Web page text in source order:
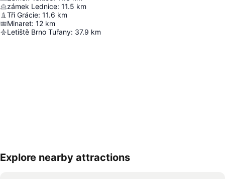
zámek Lednice: 11.5 km
Tři Grácie: 11.6 km
Minaret: 12 km
Letiště Brno Tuřany: 37.9 km
Explore nearby attractions